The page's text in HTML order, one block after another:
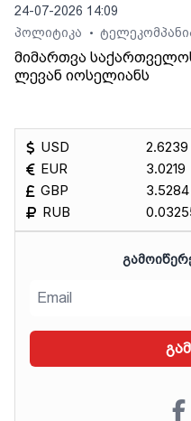
24-07-2026 14:09
პოლიტიკა
•
მიმართვა
ლევან იოსელიანს
USD
EUR
GBP
RUB
2.6239
3.0219
3.5284